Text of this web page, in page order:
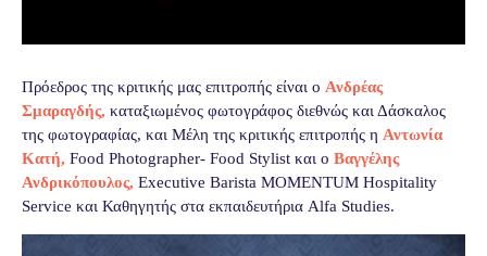
Πρόεδρος της κριτικής μας επιτροπής είναι ο Ανδρέας
Σμαραγδής, καταξιωμένος φωτογράφος διεθνώς και Δάσκαλος
της φωτογραφίας, και Μέλη της κριτικής επιτροπής η Αντωνία
Κατή, Food Photographer- Food Stylist και ο Βαγγέλης
Ανδρικόπουλος, Executive Barista MOMENTUM Hospitality
Service και Καθηγητής στα εκπαιδευτήρια Alfa Studies.